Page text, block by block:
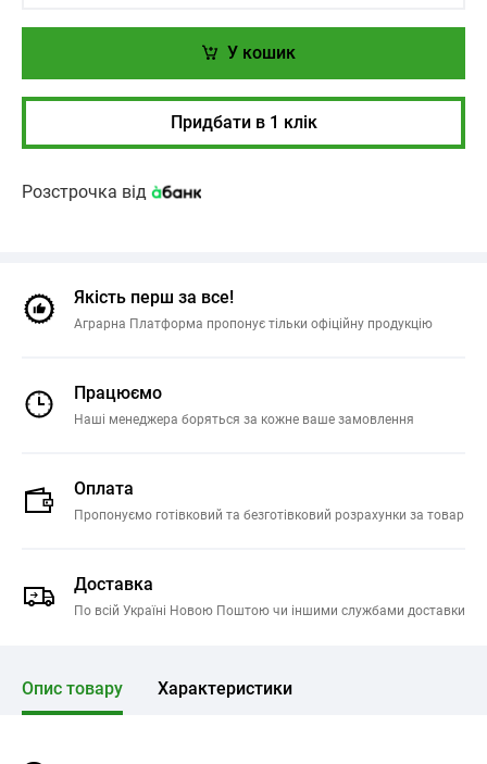
У кошик
Придбати в 1 клік
Розстрочка від
Якість перш за все!
Аграрна Платформа пропонує тільки офіційну продукцію
Працюємо
Наші менеджера боряться за кожне ваше замовлення
Оплата
Пропонуємо готівковий та безготівковий розрахунки за товар
Доставка
По всій Україні Новою Поштою чи іншими службами доставки
Опис товару Характеристики